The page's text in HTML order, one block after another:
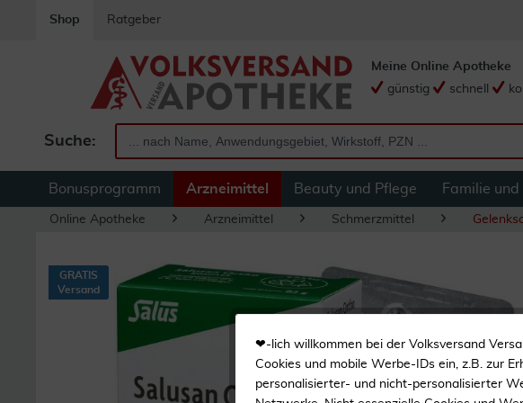
Shop Ratgeber
Suche:
Meine Online Apotheke
günstig
schnell
Bonusprogramm Arzneimittel Beauty und Pflege Familie
Online Apotheke Arzneimittel Schmerzmittel
GRATIS
Versand
❤-lich willkommen bei der Volksversand
Cookies und mobile Werbe-IDs ein, z.B. zur
personalisierter- und nicht-personalisierter